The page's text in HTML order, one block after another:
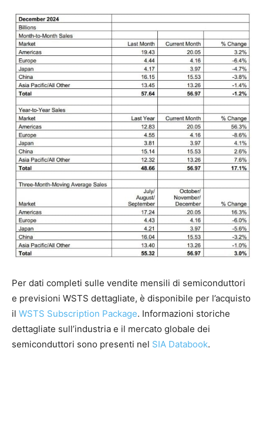
Per dati completi sulle vendite mensili di semiconduttori
e previsioni WSTS dettagliate, è disponibile per l’acquisto
il WSTS Subscription Package. Informazioni storiche
dettagliate sull’industria e il mercato globale dei
semiconduttori sono presenti nel SIA Databook.